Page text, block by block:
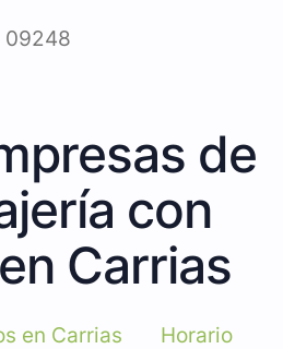
09248
de
con
Carrias
en Carrias Horario